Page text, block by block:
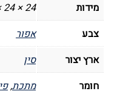
מידות
24 × 24 × 33 סנטימטרים
צבע
אפור
ארץ יצור
סין
חומר
מתכת,